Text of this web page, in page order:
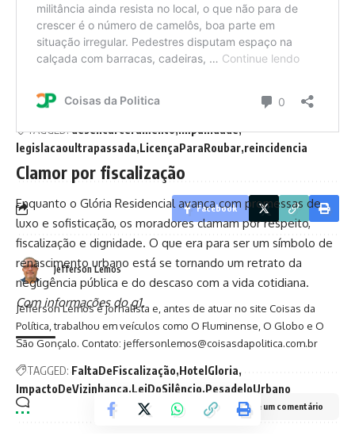
o clamor por segurança. Enquanto isso, o cidadão honesto
segue vulnerável, refém de um sistema que parece ter
perdido o rumo.
TAGGED:desencarceramento impunidade
legislacaoultrapassada LicençaParaRoubar reincidencia
Facebook
Jefferson Lemos
Jefferson Lemos é jornalista e, antes de atuar no site Coisas da
Política, trabalhou em veículos como O Fluminense, O Globo e O
São Gonçalo. Contato: jeffersonlemos@coisasdapolitica.com.br
Deixe um comentário
Clamor por fiscalização
Enquanto o Glória Residencial avança com promessas de
luxo e sofisticação, os moradores clamam por respeito,
fiscalização e dignidade. O que era para ser um símbolo de
renascimento urbano está se tornando um retrato da
negligência pública e do descaso com a vida cotidiana.
Com informações do g1.
TAGGED: FaltaDeFiscalização HotelGloria
ImpactoDeVizinhança LeiDoSilêncio PesadeloUrbano